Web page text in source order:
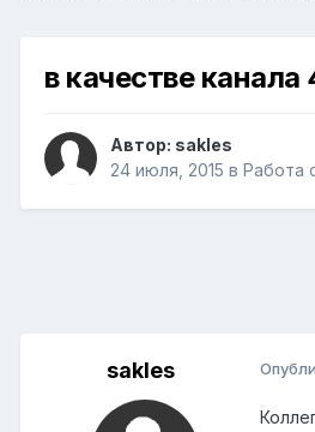
в качестве канала
Автор: sakles
24 июля, 2015 в Работа
sakles